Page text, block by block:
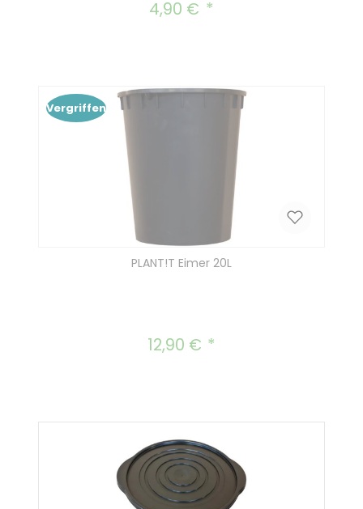
Regulärer Preis:
4,90 €
Vergriffen
PLANT!T Eimer 20L
Regulärer Preis:
12,90 €